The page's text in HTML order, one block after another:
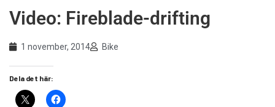
Video: Fireblade-drifting
1 november, 2014 Bike
Dela det här: